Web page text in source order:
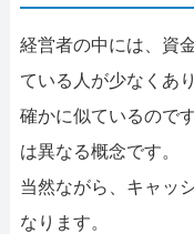
経営者の中には、資
ている人が少なくあ
確かに似ているので
は異なる概念です。
当然ながら、キャッ
なります。